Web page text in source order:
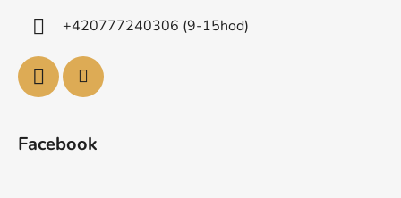
+420777240306 (9-15hod)
Facebook